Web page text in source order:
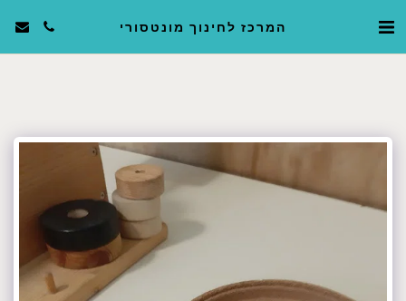
המרכז לחינוך מונטסורי